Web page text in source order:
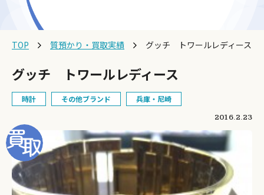
TOP 質預かり・買取実績 グッチ トワールレディース
グッチ トワールレディース
時計 その他ブランド 兵庫・尼崎
2016.2.23